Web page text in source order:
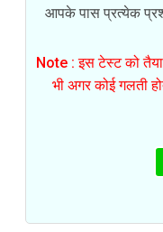
आपके पास प्रत्येक
Note : इस टेस्ट को
भी अगर कोई गलती